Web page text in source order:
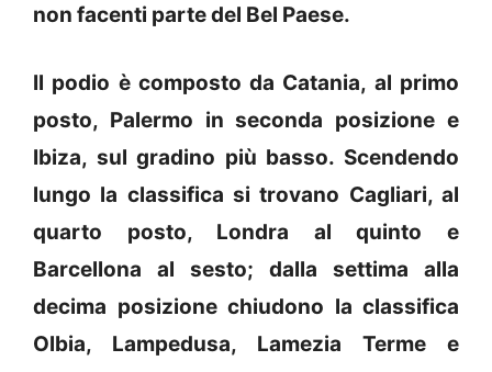
non facenti parte del Bel Paese.
Il podio è composto da Catania, al primo
posto, Palermo in seconda posizione e
Ibiza, sul gradino più basso. Scendendo
lungo la classifica si trovano Cagliari, al
quarto posto, Londra al quinto e
Barcellona al sesto; dalla settima alla
decima posizione chiudono la classifica
Olbia, Lampedusa, Lamezia Terme e